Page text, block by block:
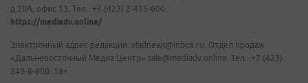
д.20А, офис 13. Тел.: +7 (423) 2-415-600.
https://mediadv.online/
Электронный адрес редакции: vladnews@inbox.ru. Отдел продаж
«Дальневосточный Медиа Центр» sale@mediadv.online. Тел.: +7 (423)
249-8-800. 18+